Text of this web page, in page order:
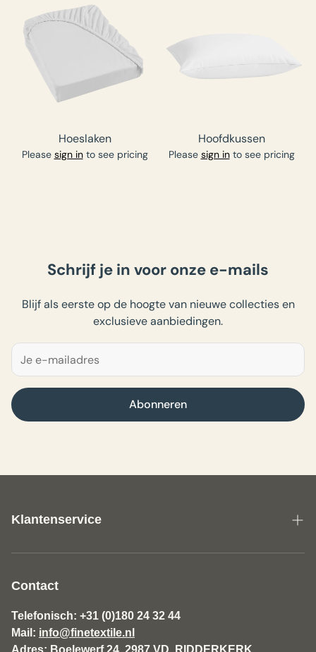
Hoeslaken
Please sign into see pricing
Hoofdkussen
Please sign into see pricing
Schrijf je in voor onze e-mails
Blijf als eerste op de hoogte van nieuwe collecties en
exclusieve aanbiedingen.
Abonneren
Klantenservice
Over ons
Algemene Voorwaarden Fine Textile
Disclaimer
Privacy Policy
Contact
Telefonisch: +31 (0)180 24 32 44
Mail: info@finetextile.nl